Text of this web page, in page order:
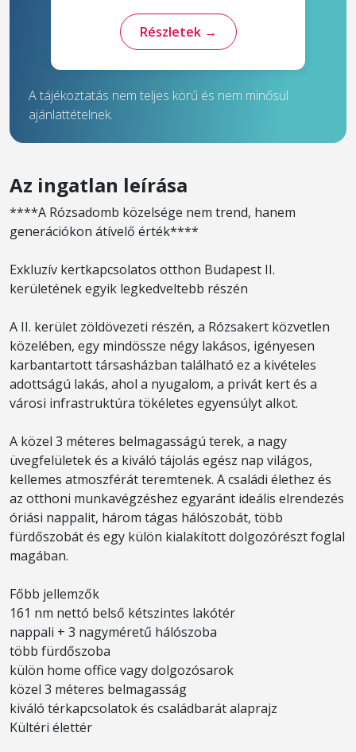
Részletek →
A tájékoztatás nem teljes körű és nem minősül
ajánlattételnek.
Az ingatlan leírása
****A Rózsadomb közelsége nem trend, hanem
generációkon átívelő érték****
Exkluzív kertkapcsolatos otthon Budapest II.
kerületének egyik legkedveltebb részén
A II. kerület zöldövezeti részén, a Rózsakert közvetlen
közelében, egy mindössze négy lakásos, igényesen
karbantartott társasházban található ez a kivételes
adottságú lakás, ahol a nyugalom, a privát kert és a
városi infrastruktúra tökéletes egyensúlyt alkot.
A közel 3 méteres belmagasságú terek, a nagy
üvegfelületek és a kiváló tájolás egész nap világos,
kellemes atmoszférát teremtenek. A családi élethez és
az otthoni munkavégzéshez egyaránt ideális elrendezés
óriási nappalit, három tágas hálószobát, több
fürdőszobát és egy külön kialakított dolgozórészt foglal
magában.
Főbb jellemzők
161 nm nettó belső kétszintes lakótér
nappali + 3 nagyméretű hálószoba
több fürdőszoba
külön home office vagy dolgozósarok
közel 3 méteres belmagasság
kiváló térkapcsolatok és családbarát alaprajz
Kültéri élettér